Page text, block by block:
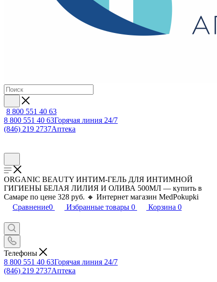
8 800 551 40 63
8 800 551 40 63Горячая линия 24/7
(846) 219 2737Аптека
ORGANIC BEAUTY ИНТИМ-ГЕЛЬ ДЛЯ ИНТИМНОЙ
ГИГИЕНЫ БЕЛАЯ ЛИЛИЯ И ОЛИВА 500МЛ — купить в
Самаре по цене 328 руб. 🔸 Интернет магазин MedPokupki
Сравнение0 Избранные товары 0 Корзина 0
Телефоны
8 800 551 40 63Горячая линия 24/7
(846) 219 2737Аптека